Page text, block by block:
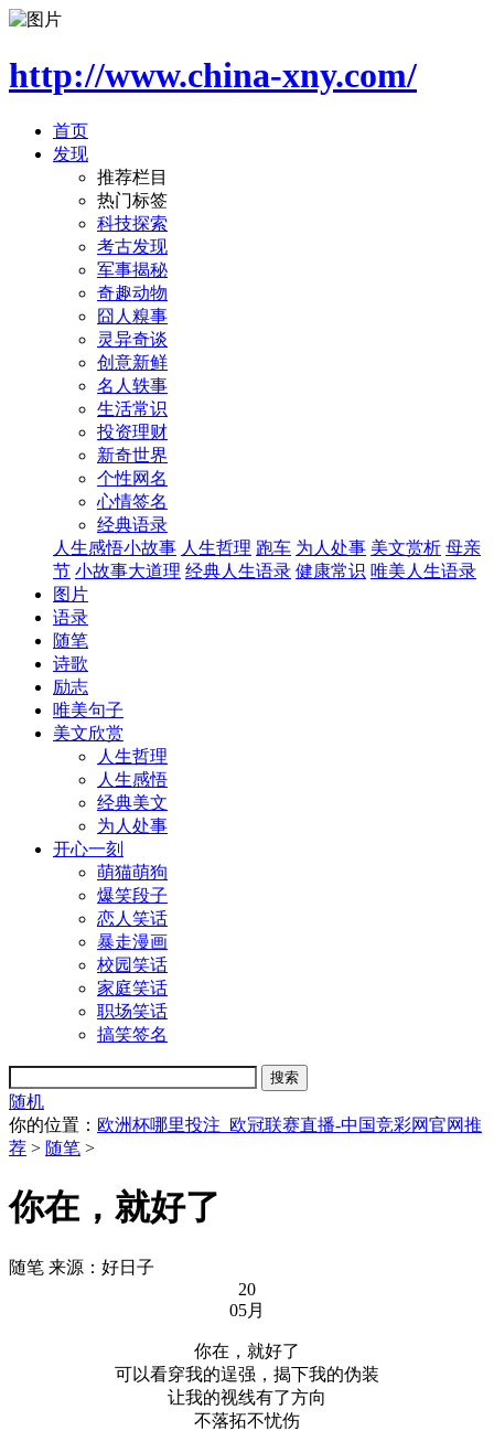
http://www.china-xny.com/
首页
发现
推荐栏目
热门标签
科技探索
考古发现
军事揭秘
奇趣动物
囧人糗事
灵异奇谈
创意新鲜
名人轶事
生活常识
投资理财
新奇世界
个性网名
心情签名
经典语录
人生感悟小故事 人生哲理 跑车 为人处事 美文赏析 母亲
节 小故事大道理 经典人生语录 健康常识 唯美人生语录
图片
语录
随笔
诗歌
励志
唯美句子
美文欣赏
人生哲理
人生感悟
经典美文
为人处事
开心一刻
萌猫萌狗
爆笑段子
恋人笑话
暴走漫画
校园笑话
家庭笑话
职场笑话
搞笑签名
随机
你的位置： 欧洲杯哪里投注_欧冠联赛直播-中国竞彩网官网推
荐 > 随笔 >
你在，就好了
随笔 来源：好日子
20
05月
你在，就好了
可以看穿我的逞强，揭下我的伪装
让我的视线有了方向
不落拓不忧伤